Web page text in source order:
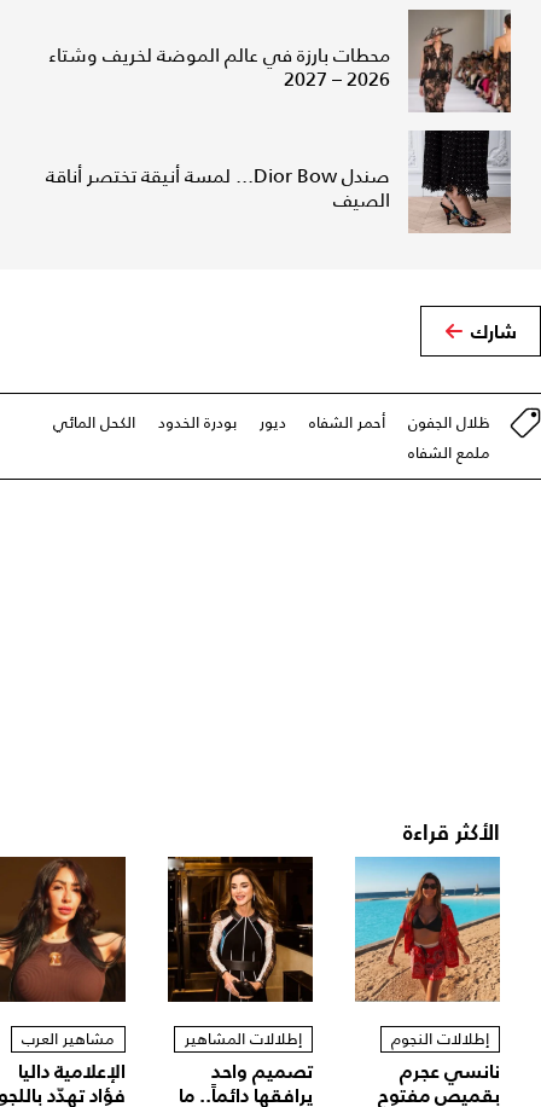
محطات بارزة في عالم الموضة لخريف وشتاء
2026 – 2027
صندل Dior Bow... لمسة أنيقة تختصر أناقة
الصيف
شارك
ظلال الجفون أحمر الشفاه ديور بودرة الخدود
الكحل المائي
ملمع الشفاه
الأكثر قراءة
إطلالات النجوم
نانسي عجرم
بقميص مفتوح
إطلالات المشاهير
تصميم واحد
يرافقها دائماً.. ما
مشاهير العرب
الإعلامية داليا
فؤاد تهدّد